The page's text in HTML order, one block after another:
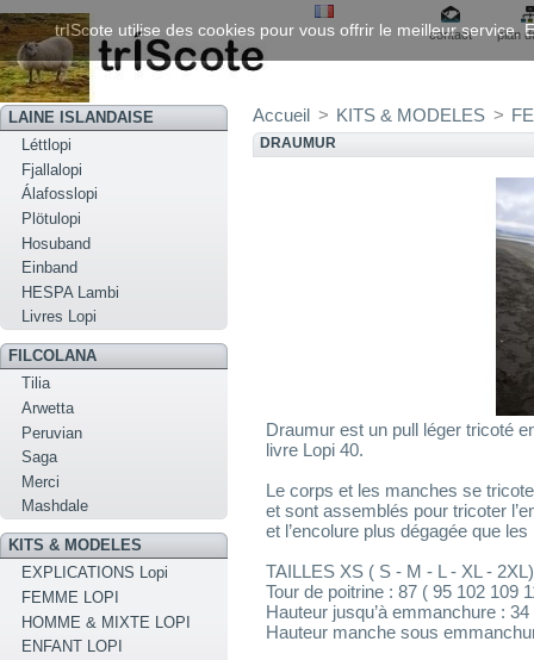
contact plan
LAINE ISLANDAISE
Léttlopi
Fjallalopi
Álafosslopi
Plötulopi
Hosuband
Einband
HESPA Lambi
Livres Lopi
FILCOLANA
Tilia
Arwetta
Peruvian
Saga
Merci
Mashdale
KITS & MODELES
EXPLICATIONS Lopi
FEMME LOPI
HOMME & MIXTE LOPI
ENFANT LOPI
Accueil > KITS & MODELES >
DRAUMUR
Draumur est un pull léger tricoté
livre Lopi 40.
Le corps et les manches se
et sont assemblés pour tricoter
et l’encolure plus dégagée que
TAILLES XS ( S - M - L - XL - 2XL)
Tour de poitrine : 87 ( 95 102 109
Hauteur jusqu’à emmanchure :
Hauteur manche sous
trIScote utilise des cookies pour vous offrir le meilleur